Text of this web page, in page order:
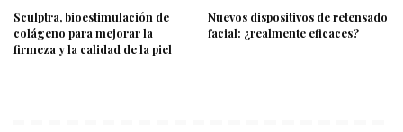
Sculptra, bioestimulación de
colágeno para mejorar la
firmeza y la calidad de la piel
Nuevos dispositivos de retensado
facial: ¿realmente eficaces?